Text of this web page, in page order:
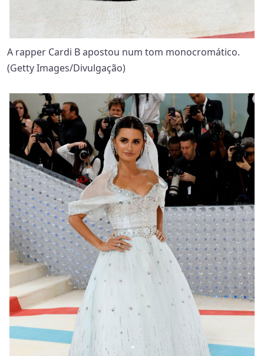
A rapper Cardi B apostou num tom monocromático.
(Getty Images/Divulgação)